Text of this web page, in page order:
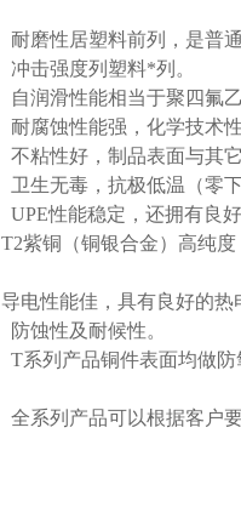
耐磨性居塑料前列，是普
冲击强度列塑料*列。
自润滑性能相当于聚四氟
耐腐蚀性能强，化学技术
不粘性好，制品表面与其
卫生无毒，抗极低温（零
UPE性能稳定，还拥有良
T2紫铜（铜银合金）高纯
导电性能佳，具有良好的热
防蚀性及耐候性。
T系列产品铜件表面均做防
全系列产品可以根据客户